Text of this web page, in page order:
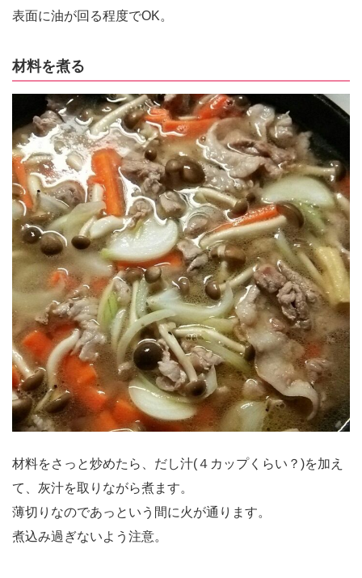
表面に油が回る程度でOK。
材料を煮る
材料をさっと炒めたら、だし汁(４カップくらい？)を加え
て、灰汁を取りながら煮ます。
薄切りなのであっという間に火が通ります。
煮込み過ぎないよう注意。